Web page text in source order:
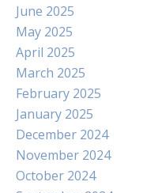
June 2025
May 2025
April 2025
March 2025
February 2025
January 2025
December 2024
November 2024
October 2024